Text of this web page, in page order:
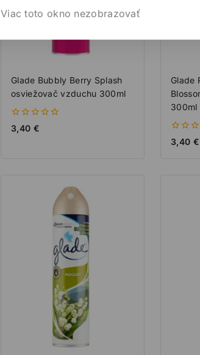
Glade Bubbly Berry Splash
osviežovač vzduchu 300ml
0
3,40 €
Glade
300ml
0
3,40 €
Viac toto okno nezobrazovať